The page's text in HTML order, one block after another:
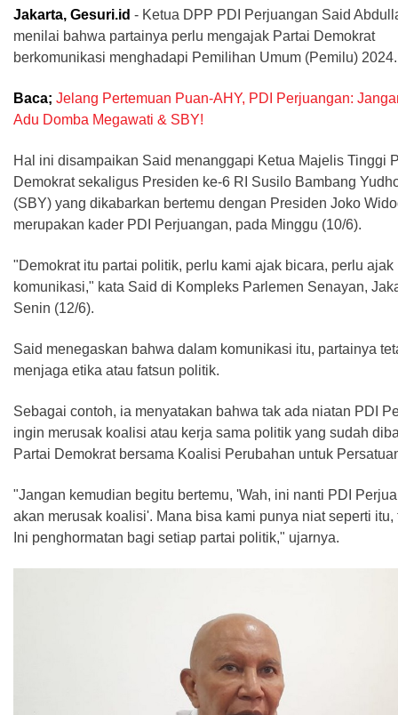
Jakarta, Gesuri.id - Ketua DPP PDI Perjuangan Said
menilai bahwa partainya perlu mengajak Partai Demokrat
berkomunikasi menghadapi Pemilihan Umum (Pemilu) 2024.
Baca; Jelang Pertemuan Puan-AHY, PDI Perjuangan:
Adu Domba Megawati & SBY!
Hal ini disampaikan Said menanggapi Ketua Majelis Tinggi
Demokrat sekaligus Presiden ke-6 RI Susilo Bambang
(SBY) yang dikabarkan bertemu dengan Presiden Joko
merupakan kader PDI Perjuangan, pada Minggu (10/6).
"Demokrat itu partai politik, perlu kami ajak bicara, perlu ajak
komunikasi," kata Said di Kompleks Parlemen Senayan,
Senin (12/6).
Said menegaskan bahwa dalam komunikasi itu, partainya
menjaga etika atau fatsun politik.
Sebagai contoh, ia menyatakan bahwa tak ada niatan PDI
ingin merusak koalisi atau kerja sama politik yang sudah
Partai Demokrat bersama Koalisi Perubahan untuk
"Jangan kemudian begitu bertemu, 'Wah, ini nanti PDI
akan merusak koalisi'. Mana bisa kami punya niat seperti itu,
Ini penghormatan bagi setiap partai politik," ujarnya.